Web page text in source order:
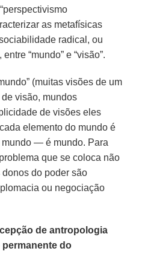
as metafísicas
radical, ou
“mundo” e “visão”.
(muitas visões de um
visão, mundos
de visões eles
elemento do mundo é
— é mundo. Para
que se coloca não
donos do poder são
ou negociação
de antropologia
do